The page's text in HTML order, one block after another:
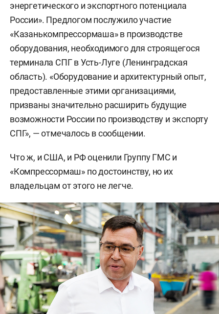
энергетического и экспортного потенциала
России». Предлогом послужило участие
«Казанькомпрессормаша» в производстве
оборудования, необходимого для строящегося
терминала СПГ в Усть-Луге (Ленинградская
область). «Оборудование и архитектурный опыт,
предоставленные этими организациями,
призваны значительно расширить будущие
возможности России по производству и экспорту
СПГ», — отмечалось в сообщении.
Что ж, и США, и РФ оценили Группу ГМС и
«Компрессормаш» по достоинству, но их
владельцам от этого не легче.